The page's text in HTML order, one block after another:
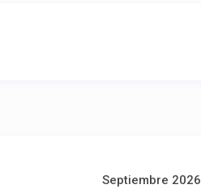
Septiembre 2026